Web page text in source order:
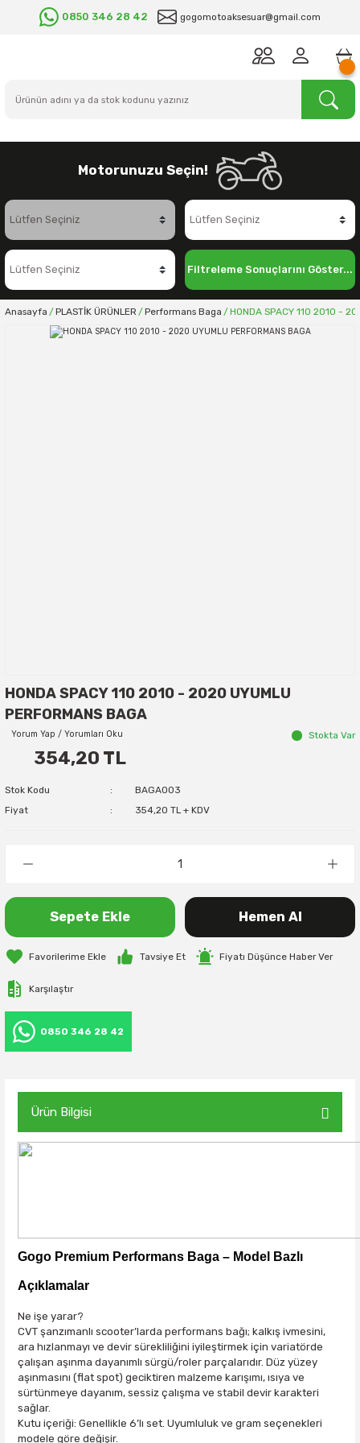
0850 346 28 42 gogomotoaksesuar@gmail.com
Motorunuzu Seçin!
Filtreleme Sonuçlarını Göster...
Anasayfa PLASTİK ÜRÜNLER Performans Baga HONDA SPACY 110 2010 -
HONDA SPACY 110 2010 - 2020 UYUMLU
PERFORMANS BAGA
Yorum Yap / Yorumları Oku Stokta Var
354,20 TL
Stok Kodu
BAGA003
Fiyat
354,20 TL + KDV
Sepete Ekle Hemen Al
Tavsiye Et Fiyatı Düşünce Haber Ver
Karşılaştır
0850 346 28 42
Ürün Bilgisi
Gogo Premium Performans Baga – Model Bazlı
Açıklamalar
Ne işe yarar?
CVT şanzımanlı scooter’larda performans bağı; kalkış ivmesini,
ara hızlanmayı ve devir sürekliliğini iyileştirmek için variatörde
çalışan aşınma dayanımlı sürgü/roler parçalarıdır. Düz yüzey
aşınmasını (flat spot) geciktiren malzeme karışımı, ısıya ve
sürtünmeye dayanım, sessiz çalışma ve stabil devir karakteri
sağlar.
Kutu içeriği: Genellikle 6’lı set Uyumluluk ve gram seçenekleri
modele göre değişir.